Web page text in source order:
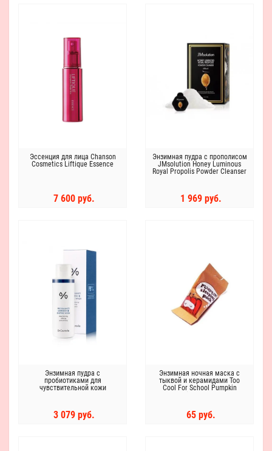
Эссенция для лица Chanson
Cosmetics Liftique Essence
7 600 руб.
Энзимная пудра с прополисом
JMsolution Honey Luminous
Royal Propolis Powder Cleanser
1 969 руб.
Энзимная пудра с
пробиотиками для
чувствительной кожи
3 079 руб.
Энзимная ночная маска с
тыквой и керамидами Too
Cool For School Pumpkin
65 руб.